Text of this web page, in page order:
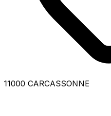
11000 CARCASSONNE